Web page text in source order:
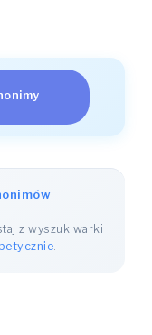
z wyszukiwarki